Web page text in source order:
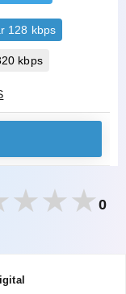
128 kbps
kbps
0